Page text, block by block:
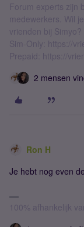
Forum experts zijn
medewerkers. Wil
vrienden bij
Sim-Only: https://
Prepaid: https://
2 mensen
Ron H
Je hebt nog even
100% afhankelijk